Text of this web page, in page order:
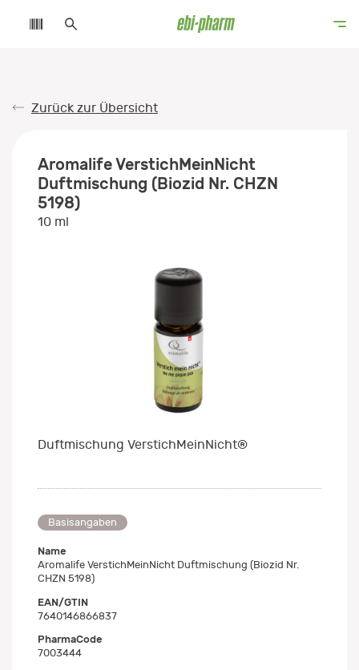
Zurück zur Übersicht
Aromalife VerstichMeinNicht
Duftmischung (Biozid Nr. CHZN
5198)
10 ml
Duftmischung VerstichMeinNicht®
Basisangaben
Name
Aromalife VerstichMeinNicht Duftmischung (Biozid Nr.
CHZN 5198)
EAN/GTIN
7640146866837
PharmaCode
7003444